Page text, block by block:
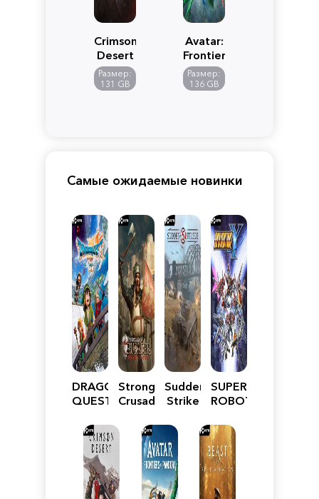
Crimson
Desert
Размер:
131 GB
Avatar:
Frontiers
of
Pandora
Размер:
136 GB
Самые ожидаемые новинки
DRAGON
QUEST
Reimagined
Stronghold
Crusader:
Edition
Sudden
Strike
SUPER
ROBOT
Y